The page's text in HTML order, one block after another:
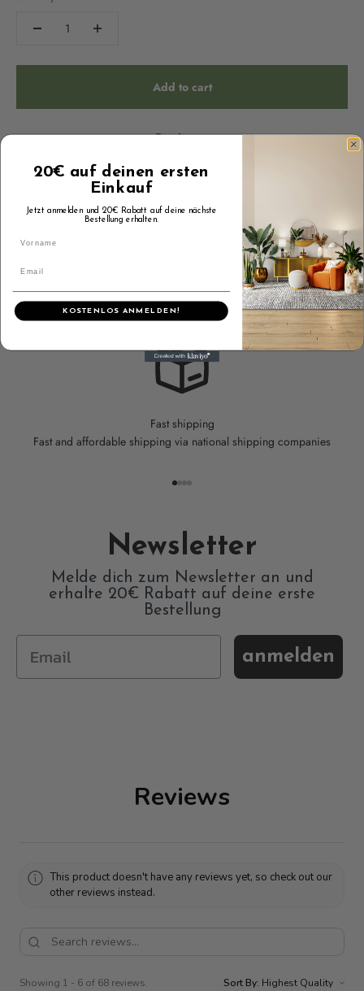
Add to cart
Buy it now
Fast shipping
Fast and affordable shipping via national shipping companies
Newsletter
Melde dich zum Newsletter an und
erhalte 20€ Rabatt auf deine erste
Bestellung
anmelden
Reviews
This product doesn't have any reviews yet, so check out our
other reviews instead.
Showing 1 - 6 of 68 reviews. Sort By:
20€ auf deinen ersten
Einkauf
Jetzt anmelden und 20€ Rabatt auf deine nächste
Bestellung erhalten.
KOSTENLOS ANMELDEN!